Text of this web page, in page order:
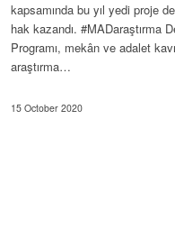
kapsamında bu yıl yedi proje
hak kazandı. #MADaraştırma
Programı, mekân ve adalet
araştırma…
15 October 2020